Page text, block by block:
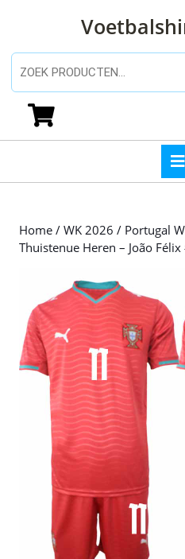
inhoudZoeken naar:
Home / WK 2026 / Portugal
Thuistenue Heren – João